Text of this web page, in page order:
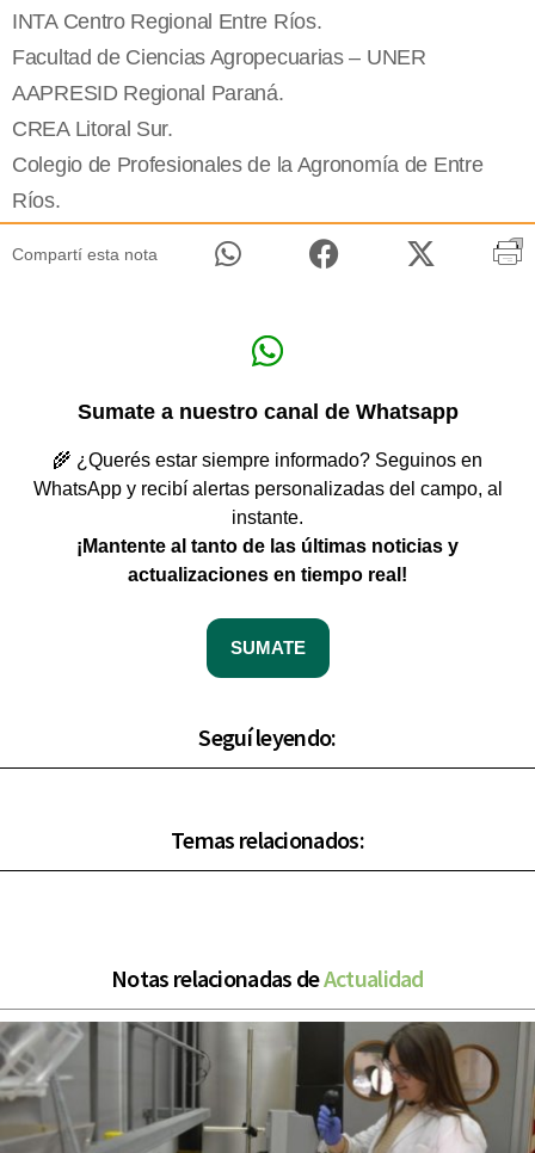
INTA Centro Regional Entre Ríos.
Facultad de Ciencias Agropecuarias – UNER
AAPRESID Regional Paraná.
CREA Litoral Sur.
Colegio de Profesionales de la Agronomía de Entre
Ríos.
Compartí esta nota
Sumate a nuestro canal de Whatsapp
🌾 ¿Querés estar siempre informado? Seguinos en
WhatsApp y recibí alertas personalizadas del campo, al
instante.
¡Mantente al tanto de las últimas noticias y
actualizaciones en tiempo real!
SUMATE
Seguí leyendo:
Temas relacionados:
Notas relacionadas deActualidad